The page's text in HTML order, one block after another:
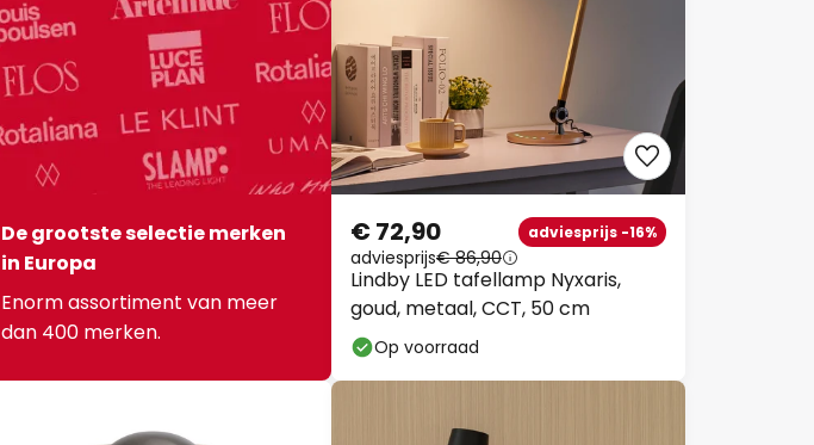
De grootste selectie merken
in Europa
Enorm assortiment van meer
dan 400 merken.
Lindby LED tafellamp Nyxaris,
goud, metaal, CCT, 50 cm
€ 72,90 adviesprijs -16%
adviesprijs€ 86,90
Op voorraad